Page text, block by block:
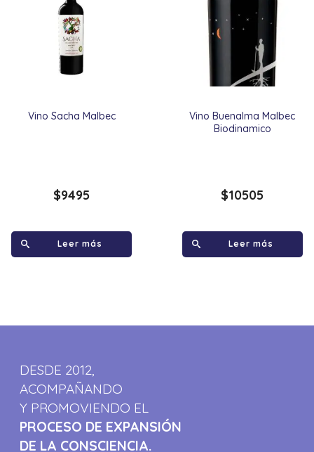
Vino Sacha Malbec
$9495
Leer más
Vino Buenalma Malbec
Biodinamico
$10505
Leer más
DESDE 2012,
ACOMPAÑANDO
Y PROMOVIENDO EL
PROCESO DE EXPANSIÓN
DE LA CONSCIENCIA.